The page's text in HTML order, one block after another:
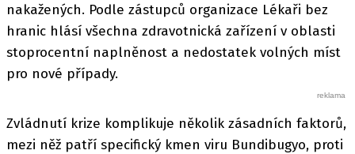
nakažených. Podle zástupců organizace Lékaři bez
hranic hlásí všechna zdravotnická zařízení v oblasti
stoprocentní naplněnost a nedostatek volných míst
pro nové případy.
Zvládnutí krize komplikuje několik zásadních faktorů,
mezi něž patří specifický kmen viru Bundibugyo, proti